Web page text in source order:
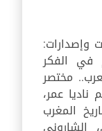
وإصدارات:
في الفكر
مختصر
عمر،
المغرب